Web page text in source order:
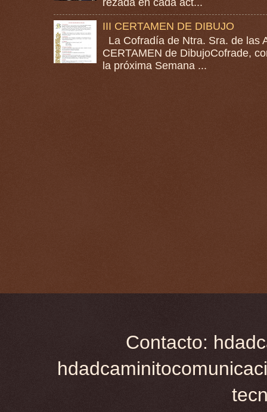
rezada en cada act...
III CERTAMEN DE DIBUJO
La Cofradía de Ntra. Sra. de las
CERTAMEN de DibujoCofrade,
la próxima Semana ...
Contacto: